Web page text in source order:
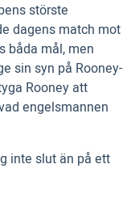
störste
dagens match mot
båda mål, men
sin syn på Rooney-
Rooney att
engelsmannen
inte slut än på ett